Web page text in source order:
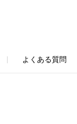
よくある質問